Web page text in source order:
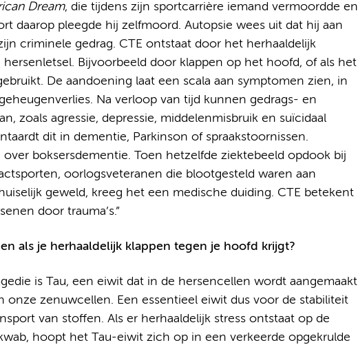
Dream, die tijdens zijn sportcarrière iemand vermoordde en
daarop pleegde hij zelfmoord. Autopsie wees uit dat hij aan
criminele gedrag. CTE ontstaat door het herhaaldelijk
Bijvoorbeeld door klappen op het hoofd, of als het
De aandoening laat een scala aan symptomen zien, in
Na verloop van tijd kunnen gedrags- en
zoals agressie, depressie, middelenmisbruik en suïcidaal
dit in dementie, Parkinson of spraakstoornissen.
boksersdementie. Toen hetzelfde ziektebeeld opdook bij
oorlogsveteranen die blootgesteld waren aan
geweld, kreeg het een medische duiding. CTE betekent
door trauma’s.”
als je herhaaldelijk klappen tegen je hoofd krijgt?
is Tau, een eiwit dat in de hersencellen wordt aangemaakt
onze zenuwcellen. Een essentieel eiwit dus voor de stabiliteit
van stoffen. Als er herhaaldelijk stress ontstaat op de
hoopt het Tau-eiwit zich op in een verkeerde opgekrulde